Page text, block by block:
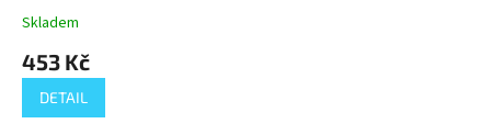
plynulým chodem
Skladem
453 Kč
DETAIL